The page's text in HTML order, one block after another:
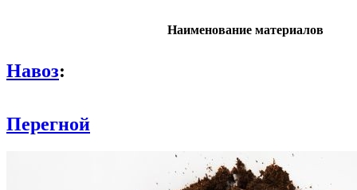
Наименование материалов
Навоз:
Перегной